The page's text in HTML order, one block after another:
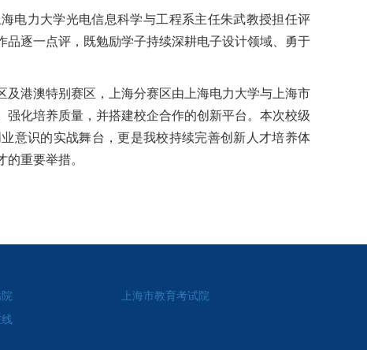
电力大学光电信息科学与工程系主任朱武教授担任评
逐一点评，既勉励学子持续深耕电子设计领域、勇于
港澳特别赛区，上海分赛区由上海电力大学与上海市
化培养质量，并搭建校企合作的创新平台。本次校级
意识的实战舞台，更是我校持续完善创新人才培养体
重要举措。
上海市教育考试院